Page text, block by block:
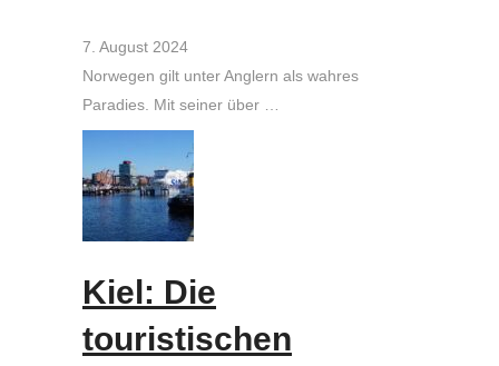
7. August 2024
Norwegen gilt unter Anglern als wahres
Paradies. Mit seiner über …
Kiel: Die
touristischen